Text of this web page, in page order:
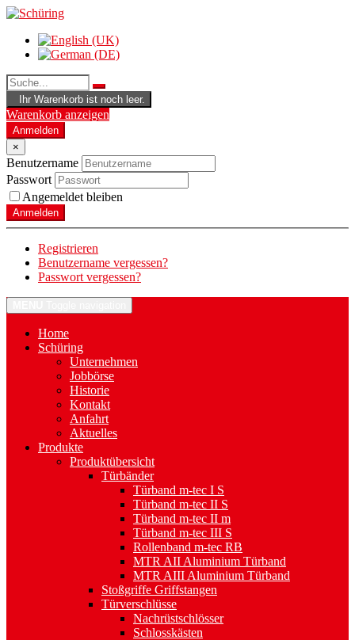
Ihr Warenkorb ist noch leer.
Warenkorb anzeigen
Anmelden
×
Benutzername
Passwort
Angemeldet bleiben
Anmelden
Registrieren
Benutzername vergessen?
Passwort vergessen?
Home
Schüring
Unternehmen
Jobbörse
Historie
Kontakt
Anfahrt
Aktuelles
Produkte
Produktübersicht
Türbänder
Türband m-tec I S
Türband m-tec II S
Türband m-tec II m
Türband m-tec III S
Rollenband m-tec RB
MTR AII Aluminium Türband
MTR AIII Aluminium Türband
Stoßgriffe Griffstangen
Türverschlüsse
Nachrüstschlösser
Schlosskästen